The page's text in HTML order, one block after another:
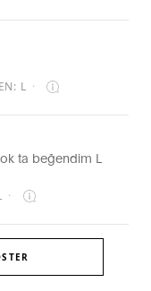
L ·
ta beğendim L
·